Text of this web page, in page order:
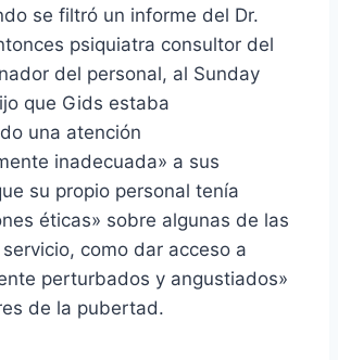
se filtró un informe del Dr.
psiquiatra consultor del
del personal, al Sunday
que Gids estaba
una atención
inadecuada» a sus
su propio personal tenía
éticas» sobre algunas de las
como dar acceso a
perturbados y angustiados»
de la pubertad.